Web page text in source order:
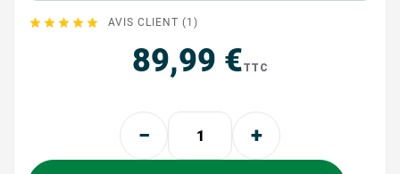
     AVIS CLIENT (1)
89,99 €TTC